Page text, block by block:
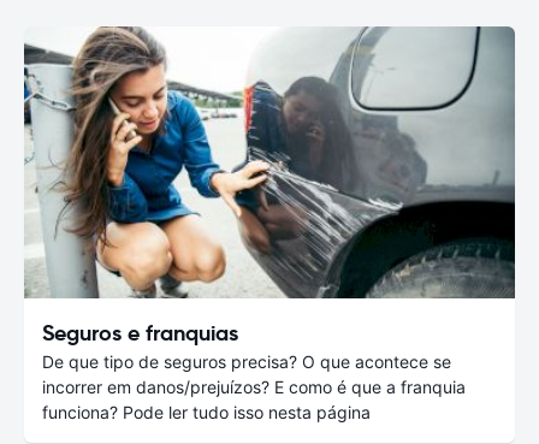
Seguros e franquias
De que tipo de seguros precisa? O que acontece se
incorrer em danos/prejuízos? E como é que a franquia
funciona? Pode ler tudo isso nesta página